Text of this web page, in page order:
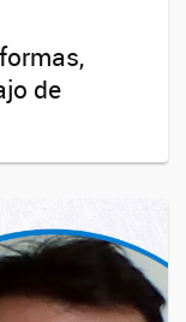
de